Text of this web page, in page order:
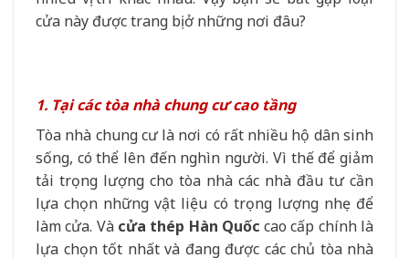
cửa này được trang bị ở những nơi đâu?
1. Tại các tòa nhà chung cư cao tầng
Tòa nhà chung cư là nơi có rất nhiều hộ dân sinh
sống, có thể lên đến nghìn người. Vì thế để giảm
tải trọng lượng cho tòa nhà các nhà đầu tư cần
lựa chọn những vật liệu có trọng lượng nhẹ để
làm cửa. Và cửa thép Hàn Quốc cao cấp chính là
lựa chọn tốt nhất và đang được các chủ tòa nhà